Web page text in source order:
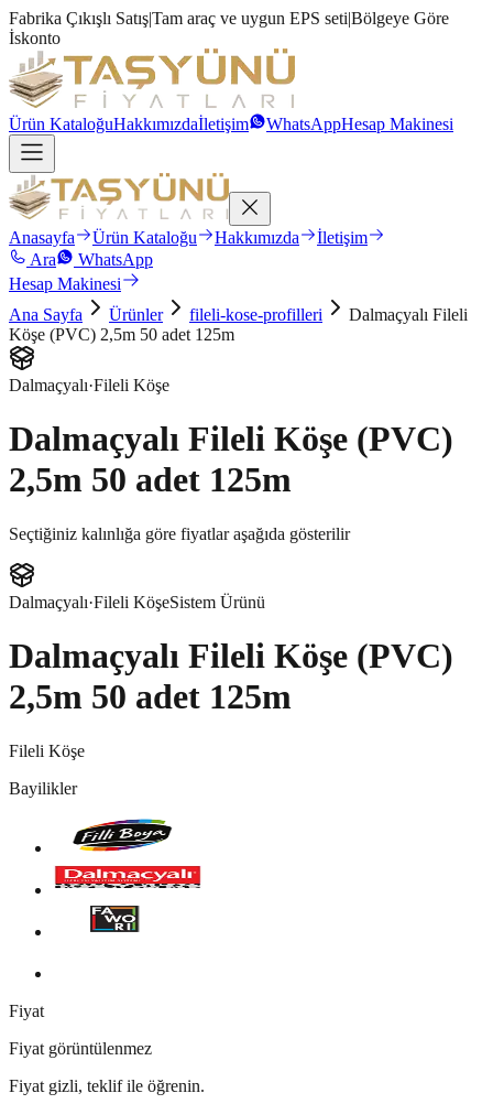
Fabrika Çıkışlı Satış|Tam araç ve uygun EPS seti|Bölgeye Göre
İskonto
Ürün KataloğuHakkımızdaİletişim WhatsAppHesap Makinesi
Anasayfa Ürün Kataloğu Hakkımızda
İletişim
Ara
WhatsApp
Hesap Makinesi
Ana Sayfa
Ürünler fileli-kose-profilleri
Dalmaçyalı Fileli
Köşe (PVC) 2,5m 50 adet 125m
Dalmaçyalı·Fileli Köşe
Dalmaçyalı Fileli Köşe (PVC)
2,5m 50 adet 125m
Seçtiğiniz kalınlığa göre fiyatlar aşağıda gösterilir
Dalmaçyalı·Fileli KöşeSistem Ürünü
Dalmaçyalı Fileli Köşe (PVC)
2,5m 50 adet 125m
Fileli Köşe
Bayilikler
Fiyat
Fiyat görüntülenmez
Fiyat gizli, teklif ile öğrenin.